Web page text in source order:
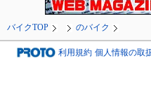
バイクTOP のバイク
利用規約 個人情報の取